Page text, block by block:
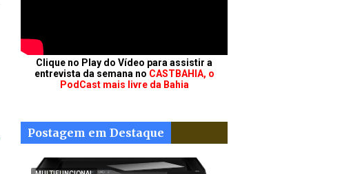
Clique no Play do Vídeo para assistir a
entrevista da semana no CASTBAHIA, o
PodCast mais livre da Bahia
Postagem em Destaque